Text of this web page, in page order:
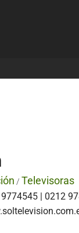
/ Televisoras
| 0212